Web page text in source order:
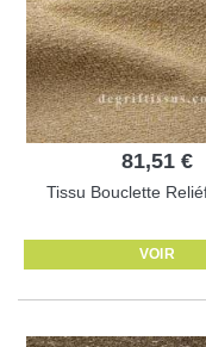
81,51 €
Tissu Bouclette
VOIR